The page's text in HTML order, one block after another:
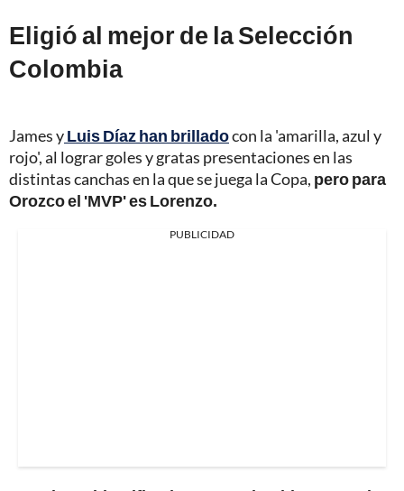
Eligió al mejor de la Selección
Colombia
James yLuis Díaz han brilladocon la 'amarilla, azul y
rojo', al lograr goles y gratas presentaciones en las
distintas canchas en la que se juega la Copa, pero para
Orozco el 'MVP' es Lorenzo.
PUBLICIDAD